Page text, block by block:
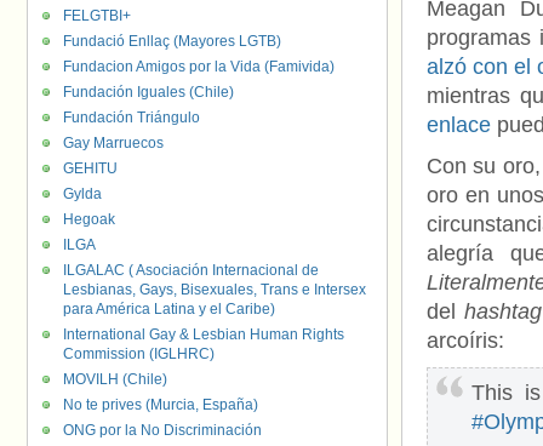
Meagan
programas
alzó con el
mientras
enlace
Con su
oro en
alegría
del hashtag
arcoíris:
This
FELGTBI+
Fundació Enllaç (Mayores LGTB)
Fundacion Amigos por la Vida (Famivida)
Fundación Iguales (Chile)
Fundación Triángulo
Gay Marruecos
GEHITU
Gylda
Hegoak
ILGA
ILGALAC ( Asociación Internacional de
Lesbianas, Gays, Bisexuales, Trans e Intersex
para América Latina y el Caribe)
International Gay & Lesbian Human Rights
Commission (IGLHRC)
MOVILH (Chile)
No te prives (Murcia, España)
ONG por la No Discriminación